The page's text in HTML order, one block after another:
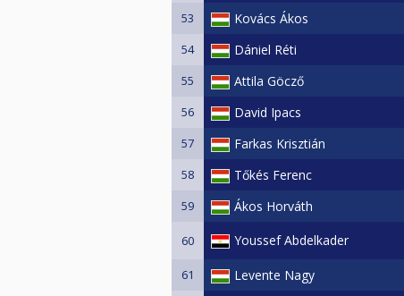
53 Kovács Ákos
54 Dániel Réti
55 Attila Göcző
56 David Ipacs
57 Farkas Krisztián
58 Tőkés Ferenc
59 Ákos Horváth
60 Youssef Abdelkader
61 Levente Nagy